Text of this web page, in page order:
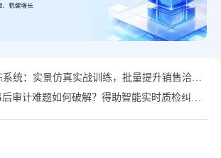
：实景仿真实战训练，批量提升销售洽谈成交转化能力
难题如何破解？得助智能实时质检纠偏+多级复核机制全解析